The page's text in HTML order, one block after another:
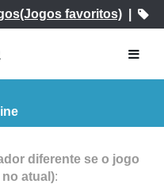
favoritos)|
diferente se o jogo
atual):